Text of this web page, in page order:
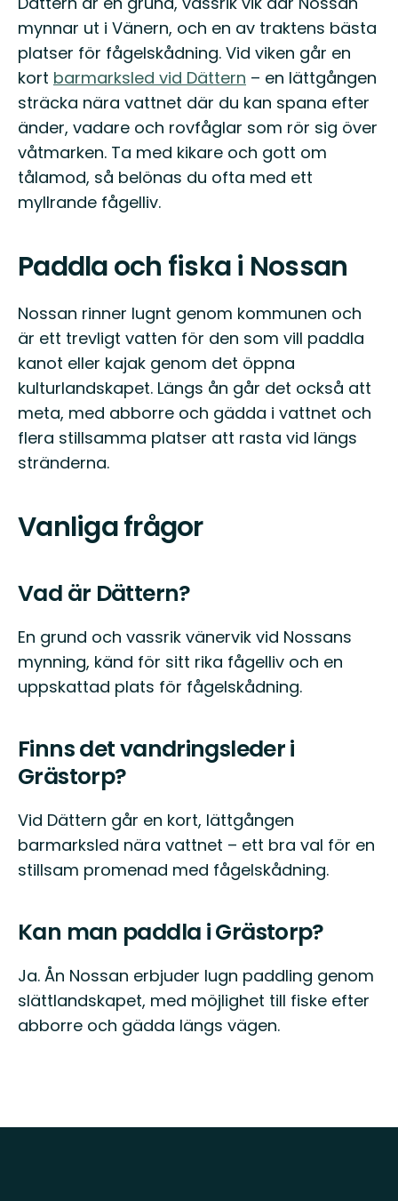
mynnar ut i Vänern, och en av traktens bästa
platser för fågelskådning. Vid viken går en
kort barmarksled vid Dättern – en lättgången
sträcka nära vattnet där du kan spana efter
änder, vadare och rovfåglar som rör sig över
våtmarken. Ta med kikare och gott om
tålamod, så belönas du ofta med ett
myllrande fågelliv.
Paddla och fiska i Nossan
Nossan rinner lugnt genom kommunen och
är ett trevligt vatten för den som vill paddla
kanot eller kajak genom det öppna
kulturlandskapet. Längs ån går det också att
meta, med abborre och gädda i vattnet och
flera stillsamma platser att rasta vid längs
stränderna.
Vanliga frågor
Vad är Dättern?
En grund och vassrik vänervik vid Nossans
mynning, känd för sitt rika fågelliv och en
uppskattad plats för fågelskådning.
Finns det vandringsleder i
Grästorp?
Vid Dättern går en kort, lättgången
barmarksled nära vattnet – ett bra val för en
stillsam promenad med fågelskådning.
Kan man paddla i Grästorp?
Ja. Ån Nossan erbjuder lugn paddling genom
slättlandskapet, med möjlighet till fiske efter
abborre och gädda längs vägen.